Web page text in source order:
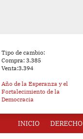
Tipo de cambio:
Compra: 3.385
Venta:3.394
Año de la Esperanza y el
Fortalecimiento de la
Democracia
INICIO DERECHO